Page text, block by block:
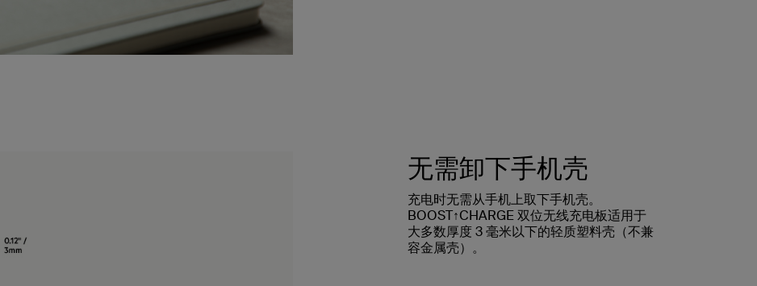
无需卸下手机壳
充电时无需从手机上取下手机壳。
BOOST↑CHARGE 双位无线充电板适用于
大多数厚度 3 毫米以下的轻质塑料壳（不兼
容金属壳）。